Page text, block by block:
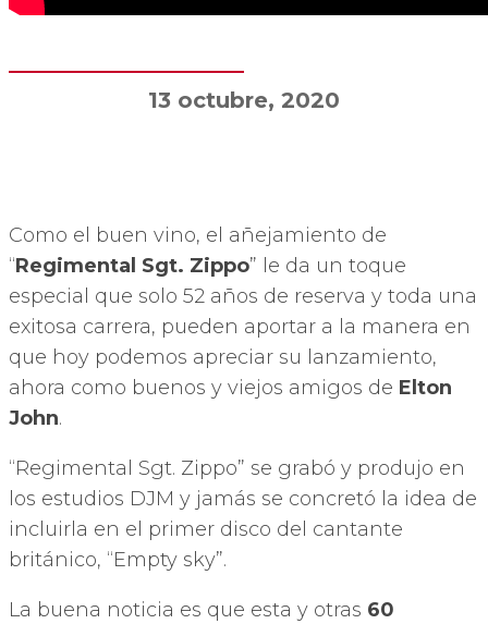
13 octubre, 2020
Como el buen vino, el añejamiento de
“Regimental Sgt. Zippo” le da un toque
especial que solo 52 años de reserva y toda una
exitosa carrera, pueden aportar a la manera en
que hoy podemos apreciar su lanzamiento,
ahora como buenos y viejos amigos de Elton
John.
“Regimental Sgt. Zippo” se grabó y produjo en
los estudios DJM y jamás se concretó la idea de
incluirla en el primer disco del cantante
británico, “Empty sky”.
La buena noticia es que esta y otras 60